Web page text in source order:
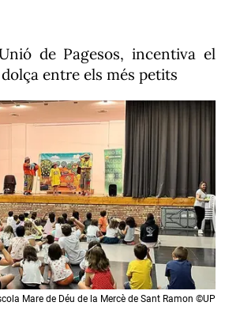
de Pagesos, incentiva el
entre els més petits
Mare de Déu de la Mercè de Sant Ramon ©UP